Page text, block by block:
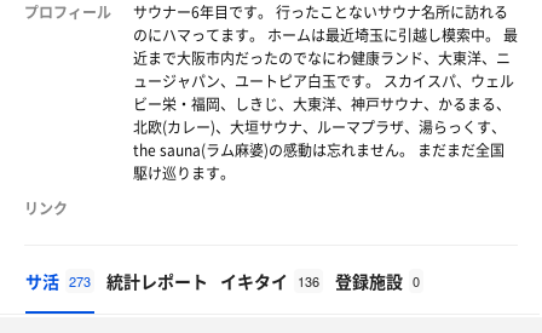
プロフィール
サウナー6年目です。 行ったことないサウナ名所に訪れる
のにハマってます。 ホームは最近埼玉に引越し模索中。 最
近まで大阪市内だったのでなにわ健康ランド、大東洋、ニ
ュージャパン、ユートピア白玉です。 スカイスパ、ウェル
ビー栄・福岡、しきじ、大東洋、神戸サウナ、かるまる、
北欧(カレー)、大垣サウナ、ルーマプラザ、湯らっくす、
the sauna(ラム麻婆)の感動は忘れません。 まだまだ全国
駆け巡ります。
リンク
サ活 273 統計レポート イキタイ 136 登録施設 0